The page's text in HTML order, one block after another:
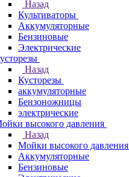
Назад
Культиваторы
Аккумуляторные
Бензиновые
Электрические
Назад
Кусторезы
аккумуляторные
Бензоножницы
электрические
высокого давления
Назад
Мойки высокого давления
Аккумуляторные
Бензиновые